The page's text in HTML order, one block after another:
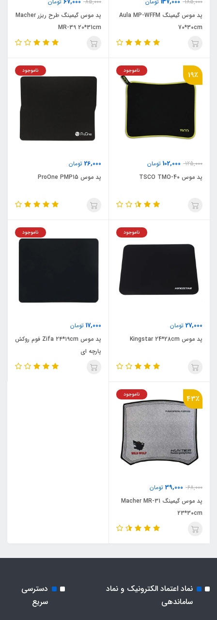
185,000
تومان
پد موس گیمینگ Aula MP-WFFM
70*30cm
85,000
تومان
پد موس گیمینگ طرح ریزر Macher
MR-39 20*31cm
19٪
125,000
102,000 تومان
ناموجود
پد موس TSCO TMO-40
26,000 تومان
ناموجود
پد موس ProOne PMP15
27,000 تومان
ناموجود
پد موس Kingstar 24*28cm
17,000 تومان
ناموجود
پد موس Zifa ۲۴*۱۹cm فوم روکش
پارچه ای
43٪
68,000
39,000 تومان
ناموجود
پد موس گیمینگ Macher MR-31
23*30cm
نماد اعتماد الکترونیک و نماد
ساماندهی
دسترسی
سریع